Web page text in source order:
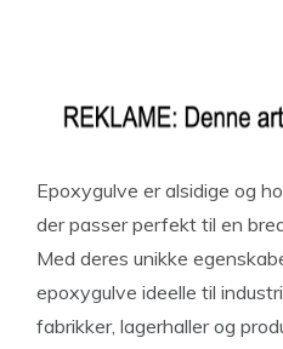
Epoxygulve er alsidige og
der passer perfekt til en
Med deres unikke
epoxygulve ideelle til
fabrikker, lagerhaller og